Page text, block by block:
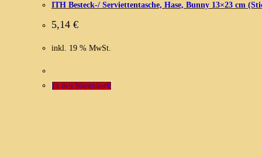
ITH Besteck-/ Serviettentasche, Hase, Bunny 13×23 cm
5,14 €
inkl. 19 % MwSt.
In den Warenkorb